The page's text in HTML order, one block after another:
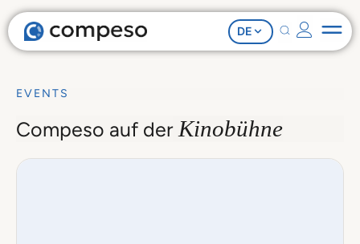
DE
EVENTS
Compeso auf derKinobühne